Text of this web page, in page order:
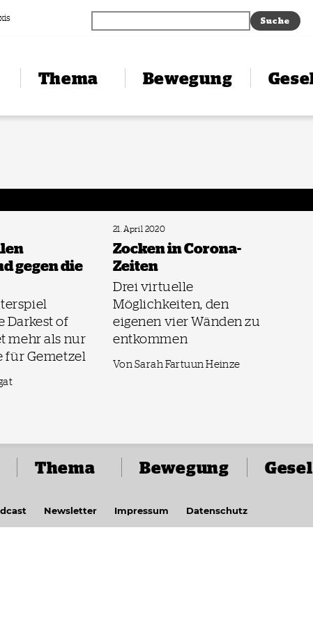
Thema Bewegung
gegen die
Darkest of
mehr als nur
für Gemetzel
21. April 2020
Zocken in Corona-
Zeiten
Drei virtuelle
Möglichkeiten, den
eigenen vier Wänden zu
entkommen
Von Sarah Fartuun Heinze
Thema Bewegung
Newsletter Impressum Datenschutz